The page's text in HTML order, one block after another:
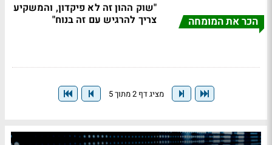
הכר את המומחה
"שוק ההון זה לא פיקדון, והמשקיע
צריך להרגיש עם זה בנוח"
מציג דף 2 מתוך 5